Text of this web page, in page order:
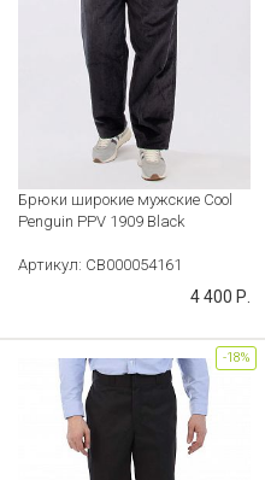
Брюки широкие мужские Cool
Penguin PPV 1909 Black
Артикул: CB000054161
4 400 Р.
-18%